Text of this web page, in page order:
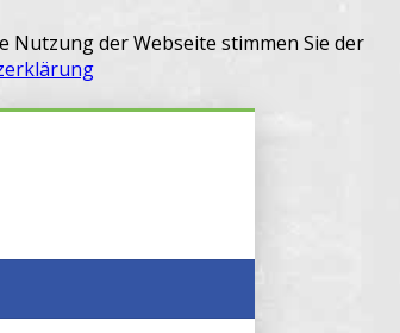
Nutzung der Webseite stimmen Sie der